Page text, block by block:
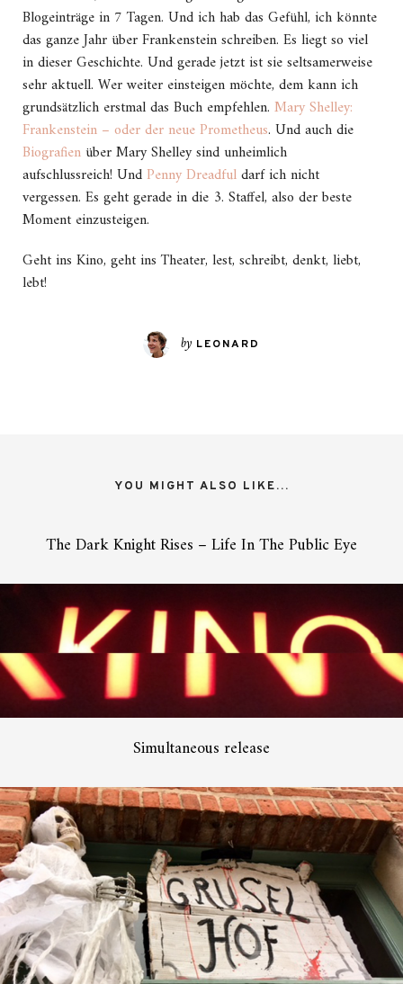
Blogeinträge in 7 Tagen. Und ich hab das Gefühl, ich könnte
das ganze Jahr über Frankenstein schreiben. Es liegt so viel
in dieser Geschichte. Und gerade jetzt ist sie seltsamerweise
sehr aktuell. Wer weiter einsteigen möchte, dem kann ich
grundsätzlich erstmal das Buch empfehlen. Mary Shelley:
Frankenstein – oder der neue Prometheus. Und auch die
Biografienüber Mary Shelley sind unheimlich
aufschlussreich! UndPenny Dreadfuldarf ich nicht
vergessen. Es geht gerade in die 3. Staffel, also der beste
Moment einzusteigen.
Geht ins Kino, geht ins Theater, lest, schreibt, denkt, liebt,
lebt!
by LEONARD
YOU MIGHT ALSO LIKE...
The Dark Knight Rises – Life In The Public Eye
Simultaneous release